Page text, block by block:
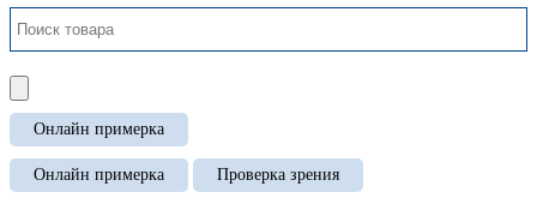
Онлайн примерка
Онлайн примерка Проверка зрения